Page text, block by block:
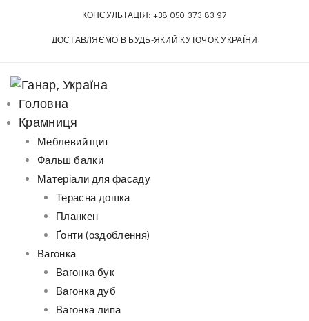
o
c
КОНСУЛЬТАЦІЯ: +38 050 373 83 97
ДОСТАВЛЯЄМО В БУДЬ-ЯКИЙ КУТОЧОК УКРАЇНИ
Головна
Крамниця
Меблевий щит
Фальш балки
Матеріали для фасаду
Терасна дошка
Планкен
Ґонти (оздоблення)
Вагонка
Вагонка бук
Вагонка дуб
Вагонка липа